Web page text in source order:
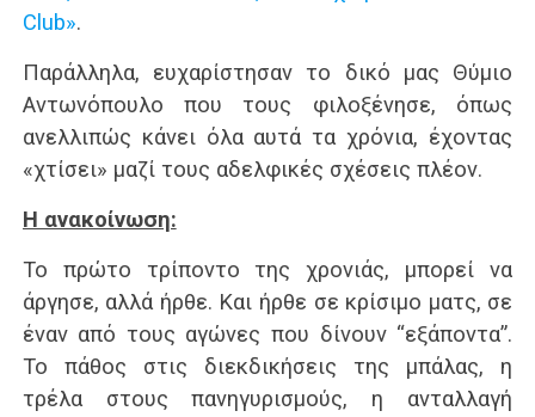
Club».
Παράλληλα, ευχαρίστησαν το δικό μας Θύμιο
Αντωνόπουλο που τους φιλοξένησε, όπως
ανελλιπώς κάνει όλα αυτά τα χρόνια, έχοντας
«χτίσει» μαζί τους αδελφικές σχέσεις πλέον.
Η ανακοίνωση:
Το πρώτο τρίποντο της χρονιάς, μπορεί να
άργησε, αλλά ήρθε. Και ήρθε σε κρίσιμο ματς, σε
έναν από τους αγώνες που δίνουν “εξάποντα”.
Το πάθος στις διεκδικήσεις της μπάλας, η
τρέλα στους πανηγυρισμούς, η ανταλλαγή